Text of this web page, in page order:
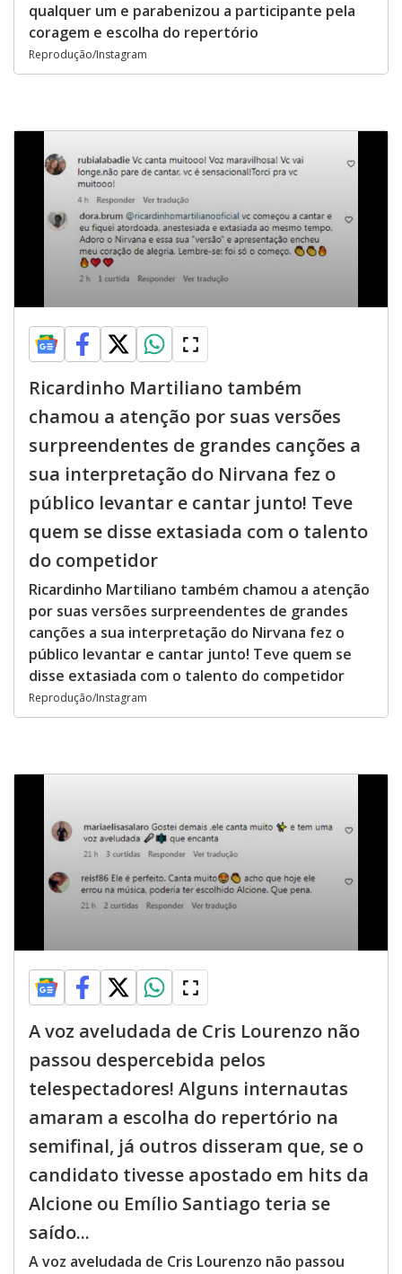
qualquer um e parabenizou a participante pela
coragem e escolha do repertório
Reprodução/Instagram
Ricardinho Martiliano também
chamou a atenção por suas versões
surpreendentes de grandes canções a
sua interpretação do Nirvana fez o
público levantar e cantar junto! Teve
quem se disse extasiada com o talento
do competidor
Ricardinho Martiliano também chamou a atenção
por suas versões surpreendentes de grandes
canções a sua interpretação do Nirvana fez o
público levantar e cantar junto! Teve quem se
disse extasiada com o talento do competidor
Reprodução/Instagram
A voz aveludada de Cris Lourenzo não
passou despercebida pelos
telespectadores! Alguns internautas
amaram a escolha do repertório na
semifinal, já outros disseram que, se o
candidato tivesse apostado em hits da
Alcione ou Emílio Santiago teria se
saído...
A voz aveludada de Cris Lourenzo não passou